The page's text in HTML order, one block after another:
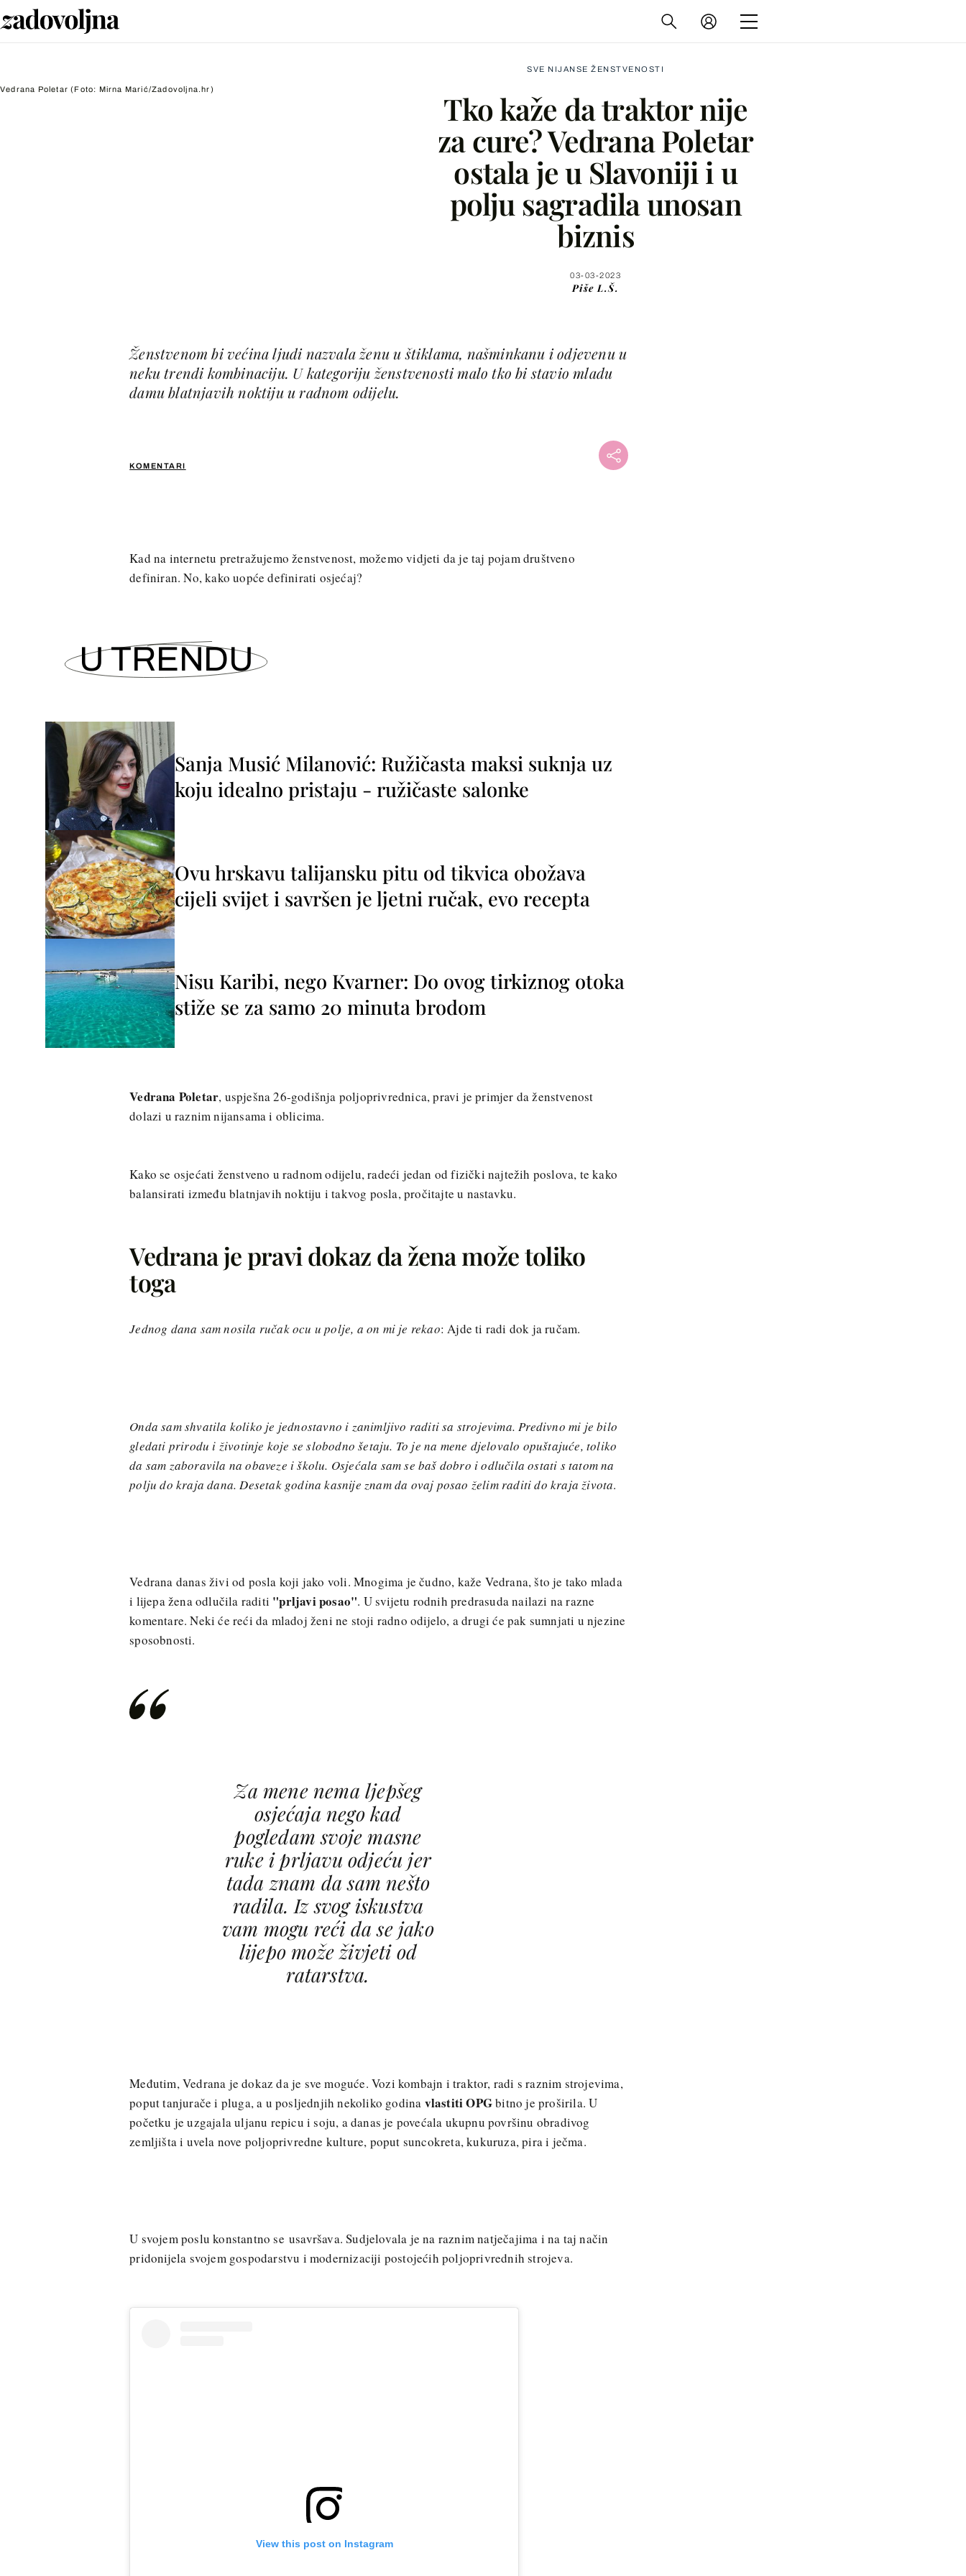
Vedrana Poletar(Foto: Mirna Marić/Zadovoljna.hr)
SVE NIJANSE ŽENSTVENOSTI
Tko kaže da traktor nije
za cure? Vedrana Poletar
ostala je u Slavoniji i u
polju sagradila unosan
biznis
03-03-2023
Piše L.Š.
KOMENTARI
Ženstvenom bi većina ljudi nazvala ženu u štiklama, našminkanu i odjevenu u
neku trendi kombinaciju. U kategoriju ženstvenosti malo tko bi stavio mladu
damu blatnjavih noktiju u radnom odijelu.
Facebook
Kad na internetu pretražujemo ženstvenost, možemo vidjeti da je taj pojam društveno
definiran. No, kako uopće definirati osjećaj?
U TRENDU
Sanja Musić Milanović: Ružičasta maksi suknja uz
koju idealno pristaju - ružičaste salonke
Ovu hrskavu talijansku pitu od tikvica obožava
cijeli svijet i savršen je ljetni ručak, evo recepta
Nisu Karibi, nego Kvarner: Do ovog tirkiznog otoka
stiže se za samo 20 minuta brodom
Vedrana Poletar, uspješna 26-godišnja poljoprivrednica, pravi je primjer da ženstvenost
dolazi u raznim nijansama i oblicima.
Kako se osjećati ženstveno u radnom odijelu, radeći jedan od fizički najtežih poslova, te kako
balansirati između blatnjavih noktiju i takvog posla, pročitajte u nastavku.
Vedrana je pravi dokaz da žena može toliko
toga
Jednog dana sam nosila ručak ocu u polje, a on mi je rekao: Ajde ti radi dok ja ručam.
Onda sam shvatila koliko je jednostavno i zanimljivo raditi sa strojevima. Predivno mi je bilo
gledati prirodu i životinje koje se slobodno šetaju. To je na mene djelovalo opuštajuće, toliko
da sam zaboravila na obaveze i školu. Osjećala sam se baš dobro i odlučila ostati s tatom na
polju do kraja dana. Desetak godina kasnije znam da ovaj posao želim raditi do kraja života.
Vedrana danas živi od posla koji jako voli. Mnogima je čudno, kaže Vedrana, što je tako mlada
i lijepa žena odlučila raditi "prljavi posao". U svijetu rodnih predrasuda nailazi na razne
komentare. Neki će reći da mladoj ženi ne stoji radno odijelo, a drugi će pak sumnjati u njezine
sposobnosti.
Za mene nema ljepšeg
osjećaja nego kad
pogledam svoje masne
ruke i prljavu odjeću jer
tada znam da sam nešto
radila. Iz svog iskustva
vam mogu reći da se jako
lijepo može živjeti od
ratarstva.
Međutim, Vedrana je dokaz da je sve moguće. Vozi kombajn i traktor, radi s raznim strojevima,
poput tanjurače i pluga, a u posljednjih nekoliko godina vlastiti OPGbitno je proširila. U
početku je uzgajala uljanu repicu i soju, a danas je povećala ukupnu površinu obradivog
zemljišta i uvela nove poljoprivredne kulture, poput suncokreta, kukuruza, pira i ječma.
U svojem poslu konstantno se usavršava. Sudjelovala je na raznim natječajima i na taj način
pridonijela svojem gospodarstvu i modernizaciji postojećih poljoprivrednih strojeva.
View this post on Instagram